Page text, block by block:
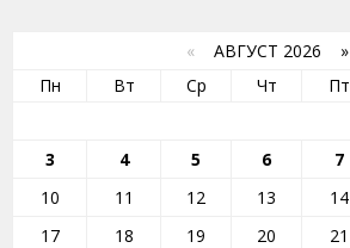
« АВГУСТ 2026 »
Пн
Вт Ср Чт Пт
3
4 5 6 7
10
11 12 13 14
17
18 19 20 21